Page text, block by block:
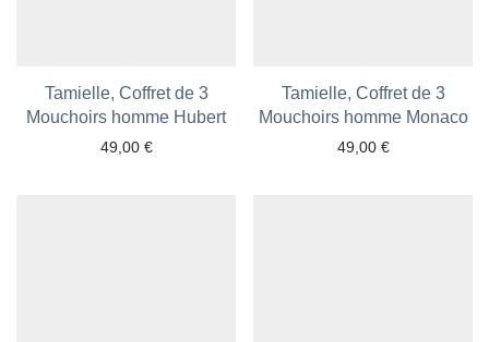
Tamielle, Coffret de 3
Mouchoirs homme Hubert
49,00 €
Tamielle, Coffret de 3
Mouchoirs homme Monaco
49,00 €